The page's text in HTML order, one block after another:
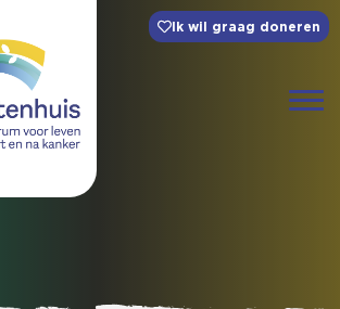
Ik wil graag doneren